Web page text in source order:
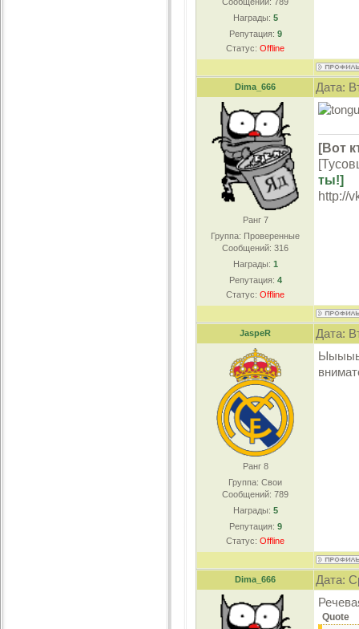
Награды: 5
Репутация: 9
Статус: Offline
Dima_666 Дата:
Ранг 7
Группа: Проверенные
Сообщений: 316
Награды: 1
Репутация: 4
Статус: Offline
[Вот
ты!]
http://
JaspeR Дата:
Ранг 8
Группа: Свои
Сообщений: 789
Награды: 5
Репутация: 9
Статус: Offline
Dima_666 Дата:
Quote